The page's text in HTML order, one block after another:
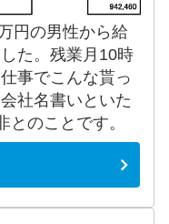
円の男性から給
た。残業月10時
事でこんな貰っ
社名書いといた
のことです。